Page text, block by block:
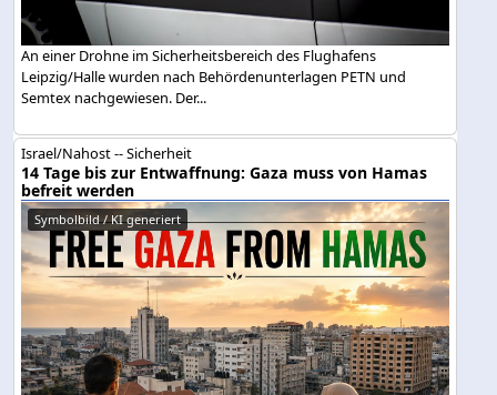
An einer Drohne im Sicherheitsbereich des Flughafens
Leipzig/Halle wurden nach Behördenunterlagen PETN und
Semtex nachgewiesen. Der...
Israel/Nahost -- Sicherheit
14 Tage bis zur Entwaffnung: Gaza muss von Hamas
befreit werden
Symbolbild / KI generiert